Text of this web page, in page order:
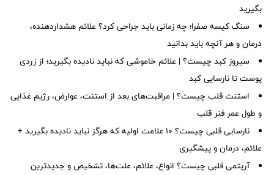
بگیرید
سنگ کیسه صفرا؛ چه زمانی باید جراحی کرد؟ علائم هشداردهنده،
درمان و هر آنچه باید بدانید
سیروز کبد چیست؟ | علائم خاموشی که نباید نادیده بگیرید؛ از زردی
پوست تا نارسایی کبد
استنت قلب چیست؟ | مراقبت‌های بعد از استنت، عوارض، رژیم غذایی
و طول عمر فنر قلب
نارسایی قلبی چیست؟ ۱۰ علامت اولیه که هرگز نباید نادیده بگیرید +
علائم، درمان و پیشگیری
آریتمی قلبی چیست؟ انواع، علائم، علت‌ها، تشخیص و جدیدترین